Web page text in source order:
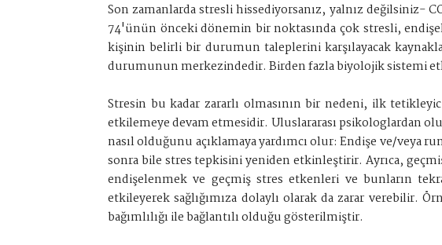
Son zamanlarda stresli hissediyorsanız, yalnız değilsiniz-
74'ünün önceki dönemin bir noktasında çok stresli,
kişinin belirli bir durumun taleplerini karşılayacak
durumunun merkezindedir. Birden fazla biyolojik sistemi
Stresin bu kadar zararlı olmasının bir nedeni, ilk
etkilemeye devam etmesidir. Uluslararası psikologlardan
nasıl olduğunu açıklamaya yardımcı olur: Endişe ve/veya
sonra bile stres tepkisini yeniden etkinleştirir. Ayrıca,
endişelenmek ve geçmiş stres etkenleri ve bunların
etkileyerek sağlığımıza dolaylı olarak da zarar verebilir.
bağımlılığı ile bağlantılı olduğu gösterilmiştir.